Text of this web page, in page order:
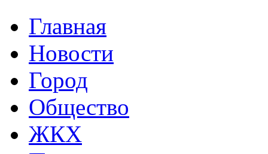
Главная
Новости
Город
Общество
ЖКХ